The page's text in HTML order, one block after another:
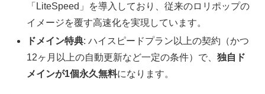
「LiteSpeed」を導入しており、従来のロリポップの
イメージを覆す高速化を実現しています。
ドメイン特典: ハイスピードプラン以上の契約（かつ
12ヶ月以上の自動更新など一定の条件）で、独自ド
メインが1個永久無料になります。